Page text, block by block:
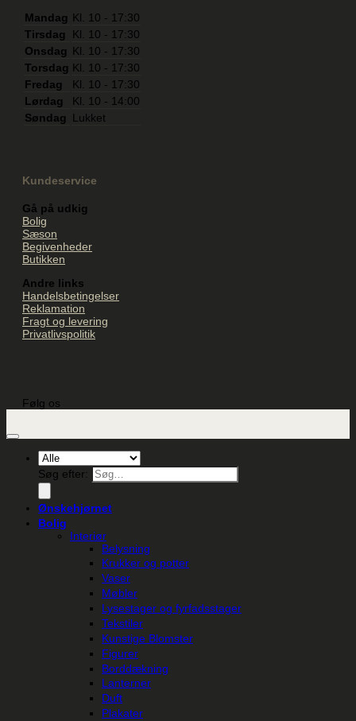
Mandag Kl. 10 - 17:30
Tirsdag
Kl. 10 - 17:30
Onsdag Kl. 10 - 17:30
Torsdag Kl. 10 - 17:30
Fredag
Kl. 10 - 17:30
Lørdag
Kl. 10 - 14:00
Søndag
Lukket
Kundeservice
Gå på udkig
Bolig
Sæson
Begivenheder
Butikken
Andre links
Handelsbetingelser
Reklamation
Fragt og levering
Privatlivspolitik
Følg os
Søg efter:
Ønskehjørnet
Bolig
Interiør
Belysning
Krukker og potter
Vaser
Møbler
Lysestager og fyrfadsstager
Tekstiler
Kunstige Blomster
Figurer
Borddækning
Lanterner
Duft
Plakater